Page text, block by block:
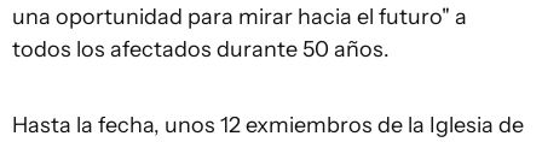
una oportunidad para mirar hacia el futuro" a
todos los afectados durante 50 años.
Hasta la fecha, unos 12 exmiembros de la Iglesia de